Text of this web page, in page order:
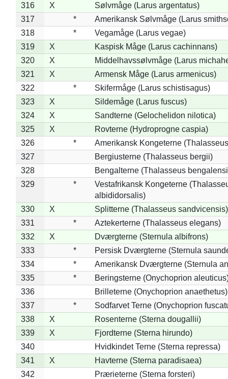
316
X
Sølvmåge (Larus argentatus)
317
*
Amerikansk Sølvmåge (Larus
318
*
Vegamåge (Larus vegae)
319
X
Kaspisk Måge (Larus cachinnans)
320
X
Middelhavssølvmåge (Larus
321
X
Armensk Måge (Larus armenicus)
322
*
Skifermåge (Larus schistisagus)
323
X
Sildemåge (Larus fuscus)
324
X
Sandterne (Gelochelidon nilotica)
325
X
Rovterne (Hydroprogne caspia)
326
*
Amerikansk Kongeterne
327
Bergiusterne (Thalasseus bergii)
328
Bengalterne (Thalasseus
329
*
Vestafrikansk Kongeterne
albididorsalis)
330
X
Splitterne (Thalasseus sandvicensis)
331
*
Aztekerterne (Thalasseus elegans)
332
X
Dværgterne (Sternula albifrons)
333
*
Persisk Dværgterne (Sternula
334
*
Amerikansk Dværgterne (Sternula
335
*
Beringsterne (Onychoprion
336
Brilleterne (Onychoprion anaethetus)
337
*
Sodfarvet Terne (Onychoprion
338
X
Rosenterne (Sterna dougallii)
339
X
Fjordterne (Sterna hirundo)
340
Hvidkindet Terne (Sterna repressa)
341
X
Havterne (Sterna paradisaea)
342
Prærieterne (Sterna forsteri)